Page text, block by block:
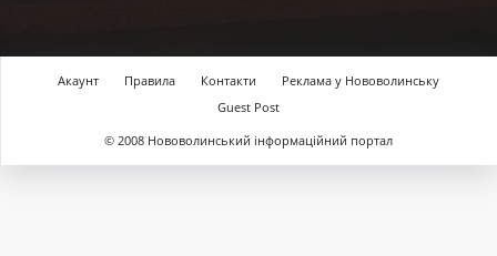
Акаунт Правила Контакти
Реклама у Нововолинську
Guest Post
© 2008 Нововолинський інформаційний портал